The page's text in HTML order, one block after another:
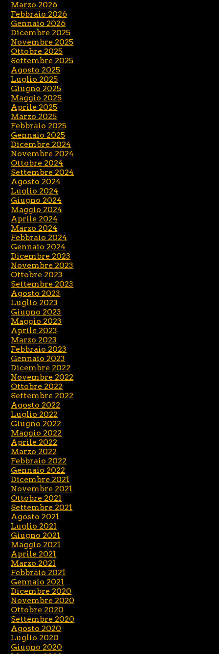
Marzo 2026
Febbraio 2026
Gennaio 2026
Dicembre 2025
Novembre 2025
Ottobre 2025
Settembre 2025
Agosto 2025
Luglio 2025
Giugno 2025
Maggio 2025
Aprile 2025
Marzo 2025
Febbraio 2025
Gennaio 2025
Dicembre 2024
Novembre 2024
Ottobre 2024
Settembre 2024
Agosto 2024
Luglio 2024
Giugno 2024
Maggio 2024
Aprile 2024
Marzo 2024
Febbraio 2024
Gennaio 2024
Dicembre 2023
Novembre 2023
Ottobre 2023
Settembre 2023
Agosto 2023
Luglio 2023
Giugno 2023
Maggio 2023
Aprile 2023
Marzo 2023
Febbraio 2023
Gennaio 2023
Dicembre 2022
Novembre 2022
Ottobre 2022
Settembre 2022
Agosto 2022
Luglio 2022
Giugno 2022
Maggio 2022
Aprile 2022
Marzo 2022
Febbraio 2022
Gennaio 2022
Dicembre 2021
Novembre 2021
Ottobre 2021
Settembre 2021
Agosto 2021
Luglio 2021
Giugno 2021
Maggio 2021
Aprile 2021
Marzo 2021
Febbraio 2021
Gennaio 2021
Dicembre 2020
Novembre 2020
Ottobre 2020
Settembre 2020
Agosto 2020
Luglio 2020
Giugno 2020